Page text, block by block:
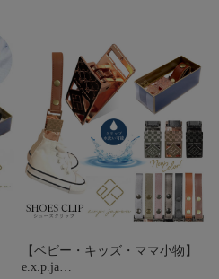
【ベビー・キッズ・ママ小物】
e.x.p.ja…